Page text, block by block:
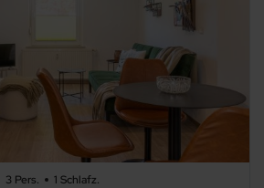
3 Pers. 1 Schlafz.